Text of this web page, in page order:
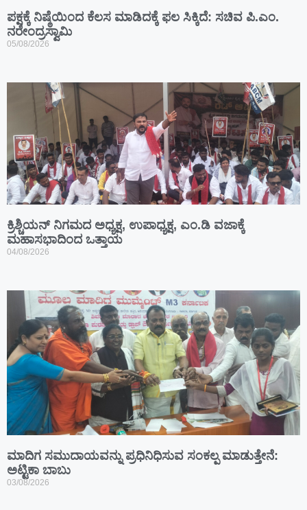
ಪಕ್ಷಕ್ಕೆ ನಿಷ್ಠೆಯಿಂದ ಕೆಲಸ ಮಾಡಿದಕ್ಕೆ ಫಲ ಸಿಕ್ಕಿದೆ: ಸಚಿವ ಪಿ.ಎಂ.
ನರೇಂದ್ರಸ್ವಾಮಿ
05/08/2026
ಕ್ರಿಶ್ಚಿಯನ್ ನಿಗಮದ ಅಧ್ಯಕ್ಷ, ಉಪಾಧ್ಯಕ್ಷ, ಎಂ.ಡಿ ವಜಾಕ್ಕೆ
ಮಹಾಸಭಾದಿಂದ ಒತ್ತಾಯ
04/08/2026
ಮಾದಿಗ ಸಮುದಾಯವನ್ನು ಪ್ರಧಿನಿಧಿಸುವ ಸಂಕಲ್ಪ ಮಾಡುತ್ತೇನೆ:
ಅಟ್ಟಿಕಾ ಬಾಬು
03/08/2026